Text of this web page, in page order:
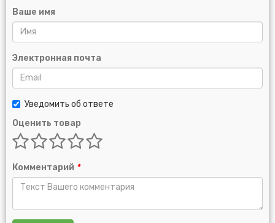
Ваше имя
Электронная почта
Уведомить об ответе
Оценить товар
Комментарий *